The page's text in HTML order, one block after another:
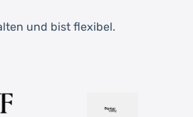
und bist flexibel.